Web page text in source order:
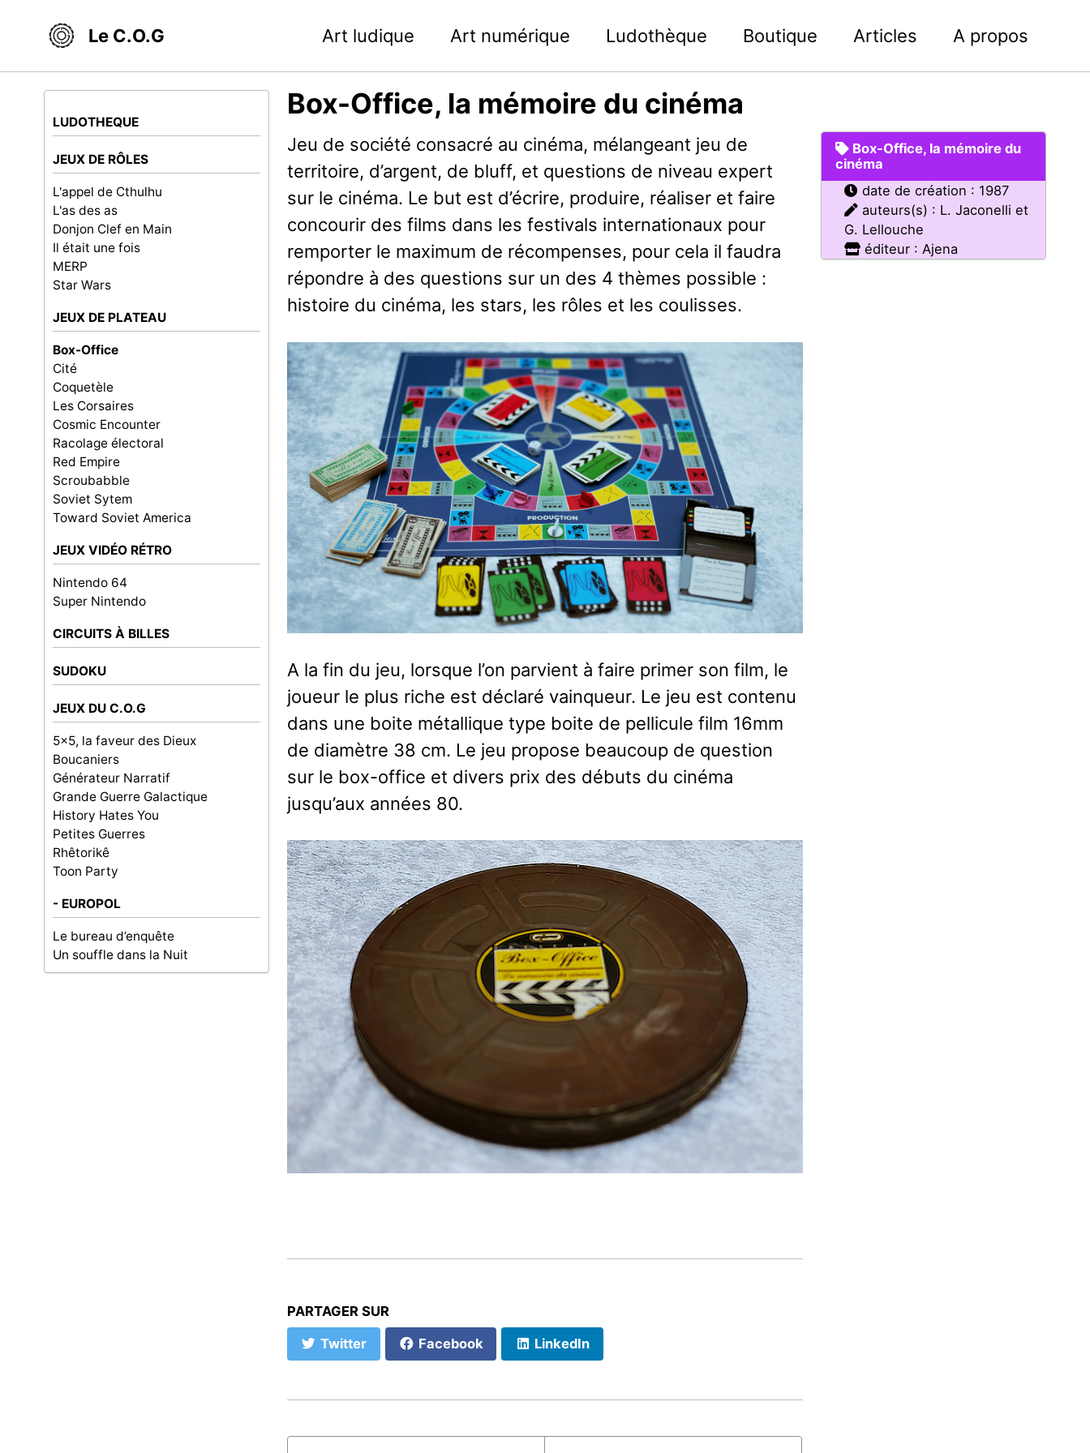
primary
navigation
content
footer
Le C.O.G Art ludique Art numérique Ludothèque Boutique Articles A propos
LUDOTHEQUE
JEUX DE RÔLES
L'appel de Cthulhu
L'as des as
Donjon Clef en Main
Il était une fois
MERP
Star Wars
JEUX DE PLATEAU
Box-Office
Cité
Coquetèle
Les Corsaires
Cosmic Encounter
Racolage électoral
Red Empire
Scroubabble
Soviet Sytem
Toward Soviet America
JEUX VIDÉO RÉTRO
Nintendo 64
Super Nintendo
CIRCUITS À BILLES
SUDOKU
JEUX DU C.O.G
5x5, la faveur des Dieux
Boucaniers
Générateur Narratif
Grande Guerre Galactique
History Hates You
Petites Guerres
Rhêtorikê
Toon Party
- EUROPOL
Le bureau d’enquête
Un souffle dans la Nuit
Box-Office, la mémoire du cinéma
Box-Office, la mémoire du
cinéma
date de création : 1987
auteurs(s) : L. Jaconelli et
G. Lellouche
éditeur : Ajena
Jeu de société consacré au cinéma, mélangeant jeu de
territoire, d’argent, de bluff, et questions de niveau expert
sur le cinéma. Le but est d’écrire, produire, réaliser et faire
concourir des films dans les festivals internationaux pour
remporter le maximum de récompenses, pour cela il faudra
répondre à des questions sur un des 4 thèmes possible :
histoire du cinéma, les stars, les rôles et les coulisses.
A la fin du jeu, lorsque l’on parvient à faire primer son film, le
joueur le plus riche est déclaré vainqueur. Le jeu est contenu
dans une boite métallique type boite de pellicule film 16mm
de diamètre 38 cm. Le jeu propose beaucoup de question
sur le box-office et divers prix des débuts du cinéma
jusqu’aux années 80.
PARTAGER SUR
Twitter Facebook LinkedIn